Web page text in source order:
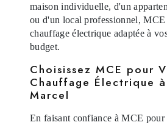
maison individuelle, d'un
ou d'un local professionnel,
chauffage électrique adaptée à
budget.
Choisissez MCE pour
Chauffage Électrique
Marcel
En faisant confiance à MCE